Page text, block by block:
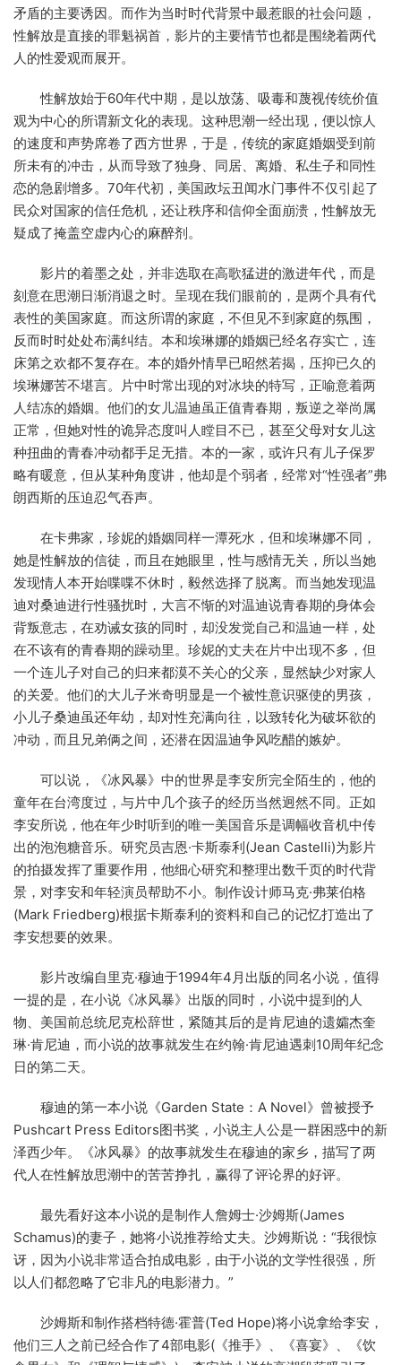
矛盾的主要诱因。而作为当时时代背景中最惹眼的社会问题，
性解放是直接的罪魁祸首，影片的主要情节也都是围绕着两代
人的性爱观而展开。
性解放始于60年代中期，是以放荡、吸毒和蔑视传统价值
观为中心的所谓新文化的表现。这种思潮一经出现，便以惊人
的速度和声势席卷了西方世界，于是，传统的家庭婚姻受到前
所未有的冲击，从而导致了独身、同居、离婚、私生子和同性
恋的急剧增多。70年代初，美国政坛丑闻水门事件不仅引起了
民众对国家的信任危机，还让秩序和信仰全面崩溃，性解放无
疑成了掩盖空虚内心的麻醉剂。
影片的着墨之处，并非选取在高歌猛进的激进年代，而是
刻意在思潮日渐消退之时。呈现在我们眼前的，是两个具有代
表性的美国家庭。而这所谓的家庭，不但见不到家庭的氛围，
反而时时处处布满纠结。本和埃琳娜的婚姻已经名存实亡，连
床第之欢都不复存在。本的婚外情早已昭然若揭，压抑已久的
埃琳娜苦不堪言。片中时常出现的对冰块的特写，正喻意着两
人结冻的婚姻。他们的女儿温迪虽正值青春期，叛逆之举尚属
正常，但她对性的诡异态度叫人瞠目不已，甚至父母对女儿这
种扭曲的青春冲动都手足无措。本的一家，或许只有儿子保罗
略有暖意，但从某种角度讲，他却是个弱者，经常对“性强者”弗
朗西斯的压迫忍气吞声。
在卡弗家，珍妮的婚姻同样一潭死水，但和埃琳娜不同，
她是性解放的信徒，而且在她眼里，性与感情无关，所以当她
发现情人本开始喋喋不休时，毅然选择了脱离。而当她发现温
迪对桑迪进行性骚扰时，大言不惭的对温迪说青春期的身体会
背叛意志，在劝诫女孩的同时，却没发觉自己和温迪一样，处
在不该有的青春期的躁动里。珍妮的丈夫在片中出现不多，但
一个连儿子对自己的归来都漠不关心的父亲，显然缺少对家人
的关爱。他们的大儿子米奇明显是一个被性意识驱使的男孩，
小儿子桑迪虽还年幼，却对性充满向往，以致转化为破坏欲的
冲动，而且兄弟俩之间，还潜在因温迪争风吃醋的嫉妒。
可以说，《冰风暴》中的世界是李安所完全陌生的，他的
童年在台湾度过，与片中几个孩子的经历当然迥然不同。正如
李安所说，他在年少时听到的唯一美国音乐是调幅收音机中传
出的泡泡糖音乐。研究员吉恩·卡斯泰利(Jean Castelli)为影片
的拍摄发挥了重要作用，他细心研究和整理出数千页的时代背
景，对李安和年轻演员帮助不小。制作设计师马克·弗莱伯格
(Mark Friedberg)根据卡斯泰利的资料和自己的记忆打造出了
李安想要的效果。
影片改编自里克·穆迪于1994年4月出版的同名小说，值得
一提的是，在小说《冰风暴》出版的同时，小说中提到的人
物、美国前总统尼克松辞世，紧随其后的是肯尼迪的遗孀杰奎
琳·肯尼迪，而小说的故事就发生在约翰·肯尼迪遇刺10周年纪念
日的第二天。
穆迪的第一本小说《Garden State：A Novel》曾被授予
Pushcart Press Editors图书奖，小说主人公是一群困惑中的新
泽西少年。《冰风暴》的故事就发生在穆迪的家乡，描写了两
代人在性解放思潮中的苦苦挣扎，赢得了评论界的好评。
最先看好这本小说的是制作人詹姆士·沙姆斯(James
Schamus)的妻子，她将小说推荐给丈夫。沙姆斯说：“我很惊
讶，因为小说非常适合拍成电影，由于小说的文学性很强，所
以人们都忽略了它非凡的电影潜力。”
沙姆斯和制作搭档特德·霍普(Ted Hope)将小说拿给李安，
他们三人之前已经合作了4部电影(《推手》、《喜宴》、《饮